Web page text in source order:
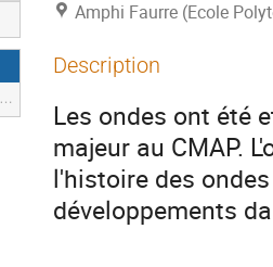
Amphi Faurre (Ecole
Description
Les ondes ont été
majeur au CMAP.
l'histoire des
développements